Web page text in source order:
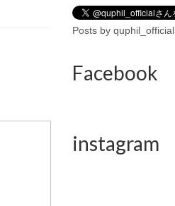
Posts by quphil_official
Facebook
instagram